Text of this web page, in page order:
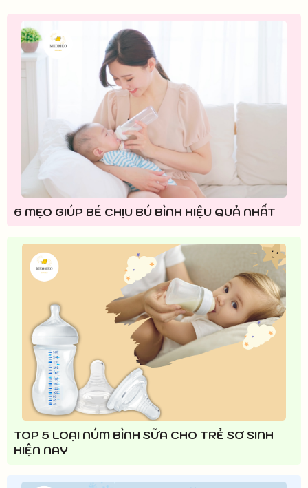
6 MẸO GIÚP BÉ CHỊU BÚ BÌNH HIỆU QUẢ NHẤT
TOP 5 LOẠI NÚM BÌNH SỮA CHO TRẺ SƠ SINH
HIỆN NAY